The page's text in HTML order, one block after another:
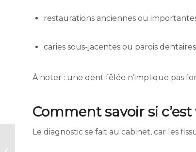
restaurations anciennes ou
caries sous-jacentes ou parois
À noter : une dent fêlée n’implique pas
Comment savoir si
Le diagnostic se fait au cabinet, car les
Langue